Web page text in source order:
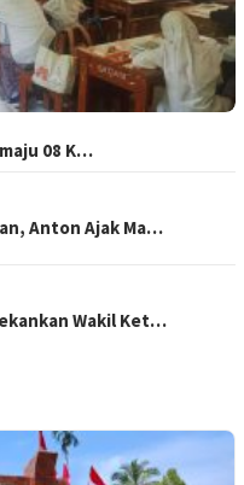
08 K…
Anton Ajak Ma…
Wakil Ket…